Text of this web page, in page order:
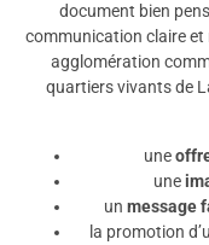
document bien
communication claire
agglomération
quartiers vivants de
une
une
un message
la promotion